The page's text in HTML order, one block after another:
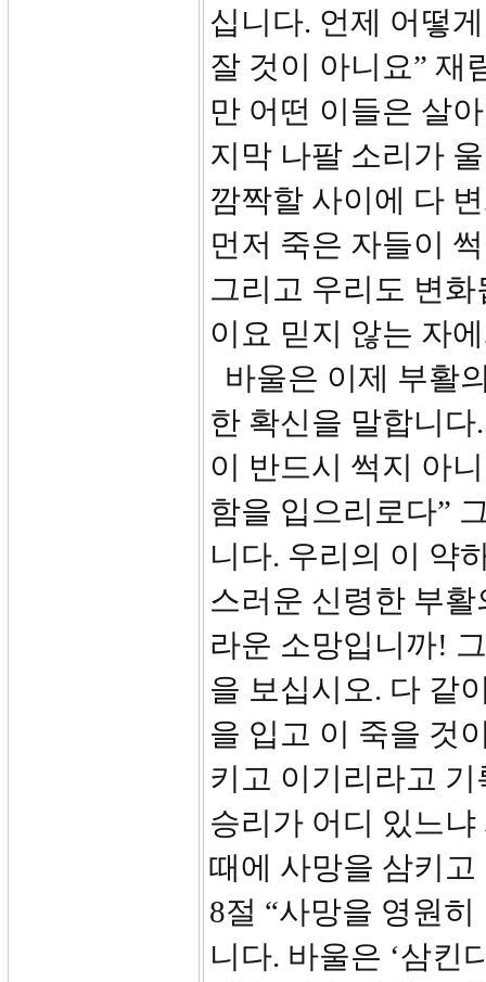
십니다. 언제 어떻
잘 것이 아니요” 재
만 어떤 이들은 살
지막 나팔 소리가
깜짝할 사이에 다
먼저 죽은 자들이
그리고 우리도 변
이요 믿지 않는 자
바울은 이제 부활
한 확신을 말합니
이 반드시 썩지 아
함을 입으리로다”
니다. 우리의 이 약
스러운 신령한 부
라운 소망입니까!
을 보십시오. 다 같
을 입고 이 죽을 것
키고 이기리라고
승리가 어디 있느
때에 사망을 삼키
8절 “사망을 영원
니다. 바울은 ‘삼킨